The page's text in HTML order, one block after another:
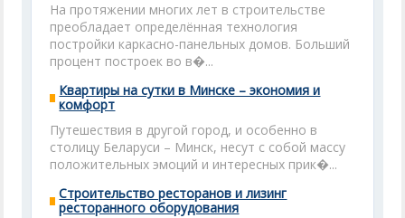
На протяжении многих лет в строительстве
преобладает определённая технология
постройки каркасно-панельных домов. Больший
процент построек во в�...
Квартиры на сутки в Минске – экономия и
комфорт
Путешествия в другой город, и особенно в
столицу Беларуси – Минск, несут с собой массу
положительных эмоций и интересных прик�...
Строительство ресторанов и лизинг
ресторанного оборудования